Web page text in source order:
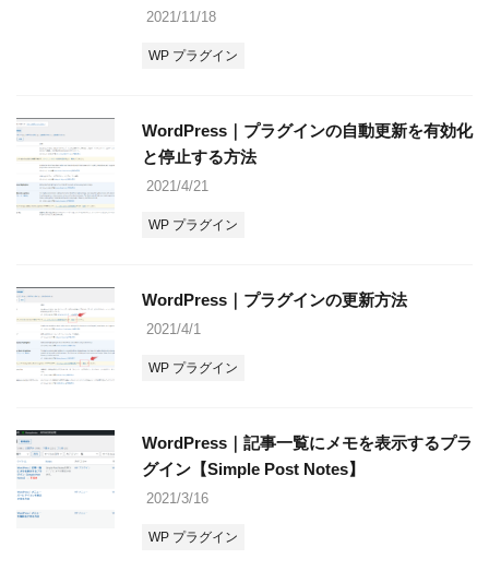
2021/11/18
WP プラグイン
WordPress｜プラグインの自動更新を有効化
と停止する方法
2021/4/21
WP プラグイン
WordPress｜プラグインの更新方法
2021/4/1
WP プラグイン
WordPress｜記事一覧にメモを表示するプラ
グイン【Simple Post Notes】
2021/3/16
WP プラグイン